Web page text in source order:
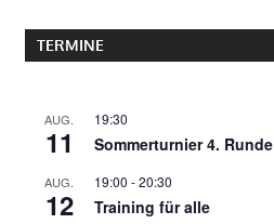
TERMINE
AUG.
11
19:30
Sommerturnier 4. Runde
AUG.
12
19:00 -20:30
Training für alle